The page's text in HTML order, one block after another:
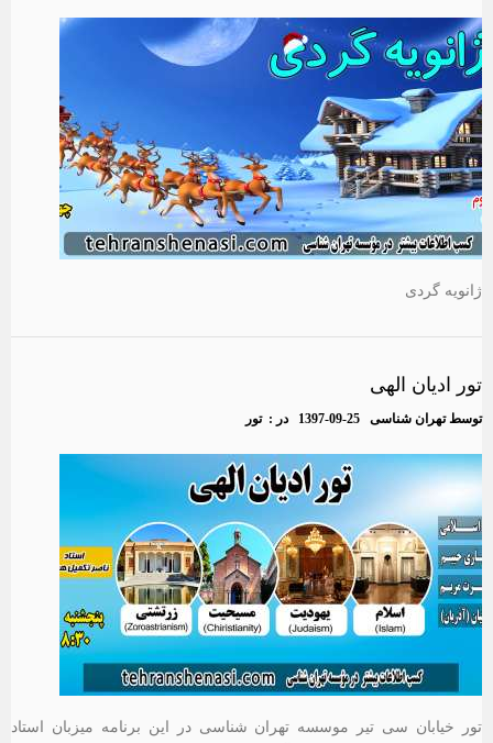
ژانویه گردی
تور ادیان الهی
توسطتهران شناسی 1397-09-25 در :تور
تور خیابان سی تیر موسسه تهران شناسی در این برنامه میزبان استاد